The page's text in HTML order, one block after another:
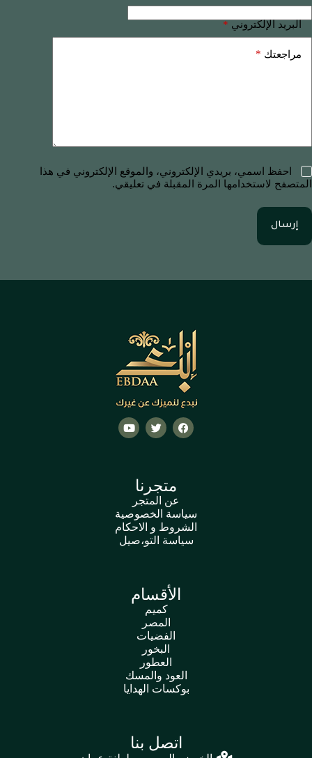
البريد الإلكتروني *
مراجعتك *
احفظ اسمي، بريدي الإلكتروني، والموقع الإلكتروني في هذا
المتصفح لاستخدامها المرة المقبلة في تعليقي.
إرسال
متجرنا
عن المتجر
سياسة الخصوصية
الشروط و الاحكام
سياسة التو،صيل
الأقسام
كميم
المصر
الفضيات
البخور
العطور
العود والمسك
بوكسات الهدايا
اتصل بنا